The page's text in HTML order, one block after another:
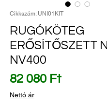
Cikkszám: UNI01KIT
RUGÓKÖTEG
ERŐSÍTŐSZETT
NV400
82 080 FtÁr
Nettó ár